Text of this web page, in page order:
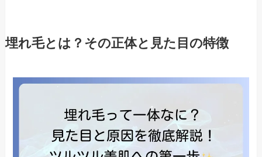
埋れ毛とは？その正体と見た目の特徴